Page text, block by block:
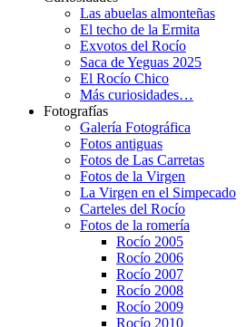
Las abuelas almonteñas
El techo de la Ermita
Exvotos del Rocío
Saca de Yeguas 2025
El Rocío Chico
Más curiosidades…
Fotografías
Galería Fotográfica
Fotos antiguas
Fotos de Las Carretas
Fotos de la Virgen
La Virgen en el Simpecado
Carteles del Rocío
Fotos de la romería
Rocío 2005
Rocío 2006
Rocío 2007
Rocío 2008
Rocío 2009
Rocío 2010